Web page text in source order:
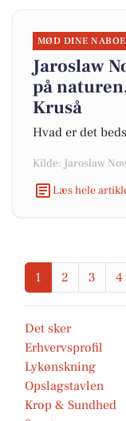
MØD DINE
Jaroslaw
på
Kruså
Hvad er det
Kilde: Jaroslaw
Læs hele
1 2 3 4
Det sker
Erhvervsprofil
Lykønskning
Opslagstavlen
Krop & Sundhed